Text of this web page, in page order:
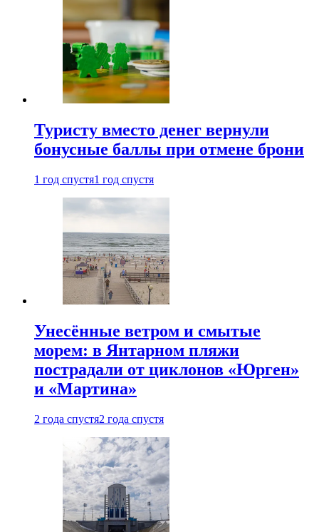
Туристу вместо денег вернули
бонусные баллы при отмене брони
1 год спустя1 год спустя
Унесённые ветром и смытые
морем: в Янтарном пляжи
пострадали от циклонов «Юрген»
и «Мартина»
2 года спустя2 года спустя